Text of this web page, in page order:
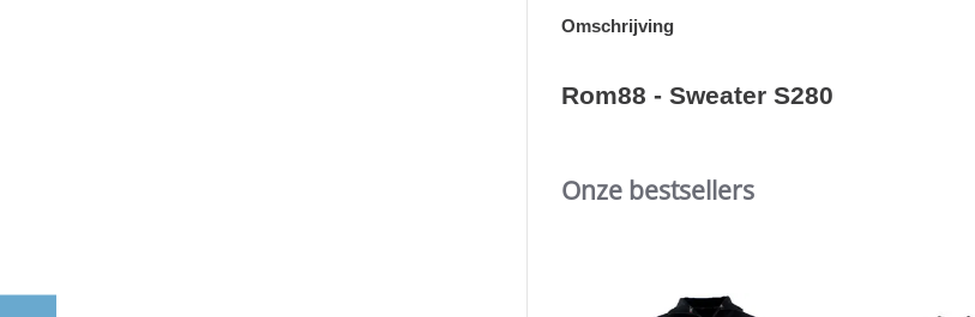
Omschrijving
Rom88 - Sweater S280
Slideshow
Onze bestsellers